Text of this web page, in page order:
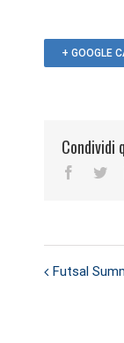
+ GOOGLE
Condividi
Evento
Futsal